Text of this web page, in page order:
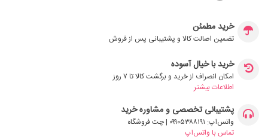
خرید مطمئن
تضمین اصالت کالا و پشتیبانی پس از فروش
خرید با خیال آسوده
امکان انصراف از خرید و برگشت کالا تا ۷ روز
اطلاعات بیشتر
پشتیبانی تخصصی و مشاوره خرید
واتس‌اپ: ۰۹۹۰۵۳۸۸۱۹۱ | چت فروشگاه
تماس با واتس‌اپ